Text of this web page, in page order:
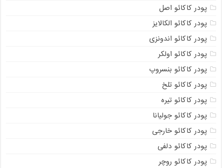
پودر کاکائو اصل
پودر کاکائو الکالایز
پودر کاکائو اندونزی
پودر کاکائو اولکر
پودر کاکائو بنسروپ
پودر کاکائو تلخ
پودر کاکائو تیره
پودر کاکائو جولیانا
پودر کاکائو خارجی
پودر کاکائو دلفی
پودر کاکائو روچر